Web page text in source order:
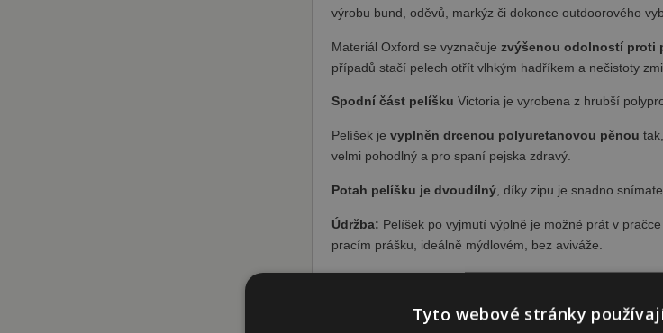
výrobu bund, oděvů, markýz či dokonce outdoorového
Materiál Oxford se vyznačujezvýšenou odolností proti
případů stačí pelech otřít vlhkým hadříkem a nečistoty
Spodní část pelíšku Victoria je vyrobena z hrubší
Pelíšek jevyplněn drcenou polyuretanovou pěnou
velmi pohodlný a pro spaní pejska zdravý.
Potah pelíšku je dvoudílný , díky zipu je snadno
Údržba: Pelíšek po vyjmutí výplně je možné prát v
pracím prášku, ideálně mýdlovém, bez aviváže.
Pelíšky Victoria jsoušité na ručním stroji.
Tyto webové stránky